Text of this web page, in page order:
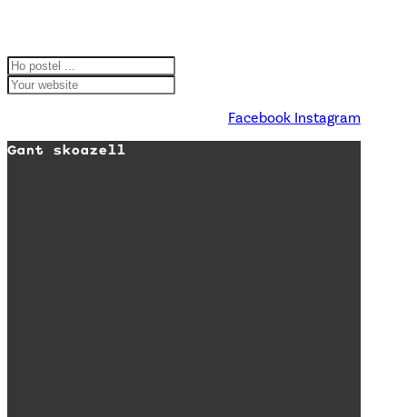
Facebook Instagram
Gant skoazell